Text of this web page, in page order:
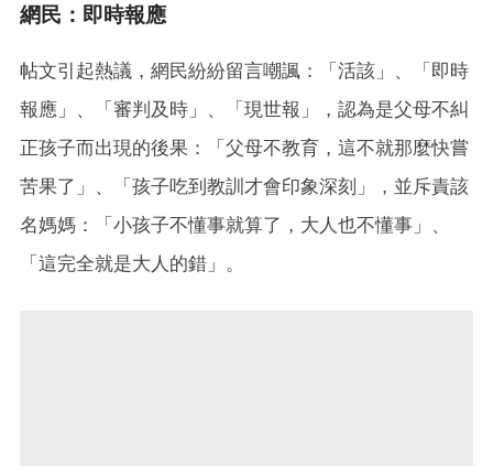
網民：即時報應
帖文引起熱議，網民紛紛留言嘲諷：「活該」、「即時
報應」、「審判及時」、「現世報」，認為是父母不糾
正孩子而出現的後果：「父母不教育，這不就那麼快嘗
苦果了」、「孩子吃到教訓才會印象深刻」，並斥責該
名媽媽：「小孩子不懂事就算了，大人也不懂事」、
「這完全就是大人的錯」。